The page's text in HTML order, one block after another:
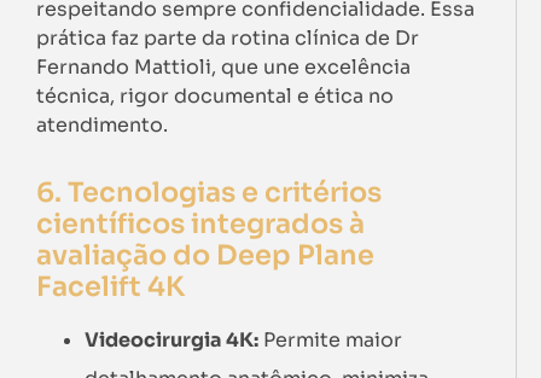
respeitando sempre confidencialidade. Essa
prática faz parte da rotina clínica de Dr
Fernando Mattioli, que une excelência
técnica, rigor documental e ética no
atendimento.
6. Tecnologias e critérios
científicos integrados à
avaliação do Deep Plane
Facelift 4K
Videocirurgia 4K: Permite maior